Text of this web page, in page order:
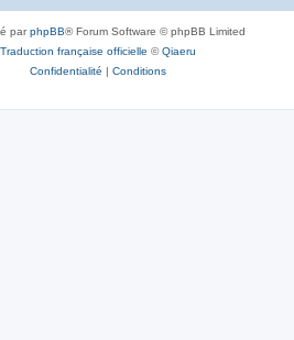
parphpBB® Forum Software © phpBB Limited
Traduction française officielle ©Qiaeru
Confidentialité | Conditions